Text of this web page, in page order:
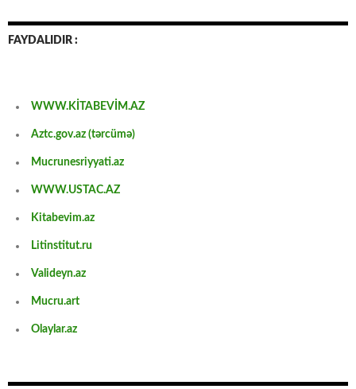
FAYDALIDIR :
WWW.KİTABEVİM.AZ
Aztc.gov.az (tərcümə)
Mucrunesriyyati.az
WWW.USTAC.AZ
Kitabevim.az
Litinstitut.ru
Valideyn.az
Mucru.art
Olaylar.az